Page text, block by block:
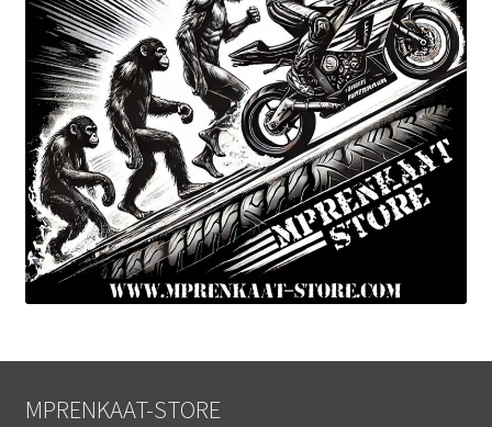
MPRENKAAT-STORE